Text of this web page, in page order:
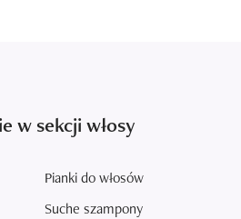
w sekcji włosy
Pianki do włosów
Suche szampony